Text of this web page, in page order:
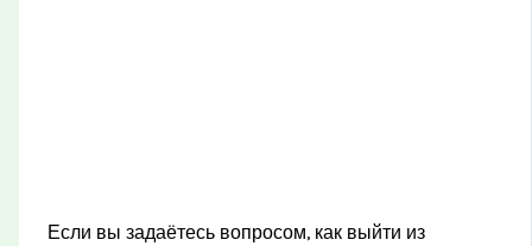
Если вы задаётесь вопросом, как выйти из